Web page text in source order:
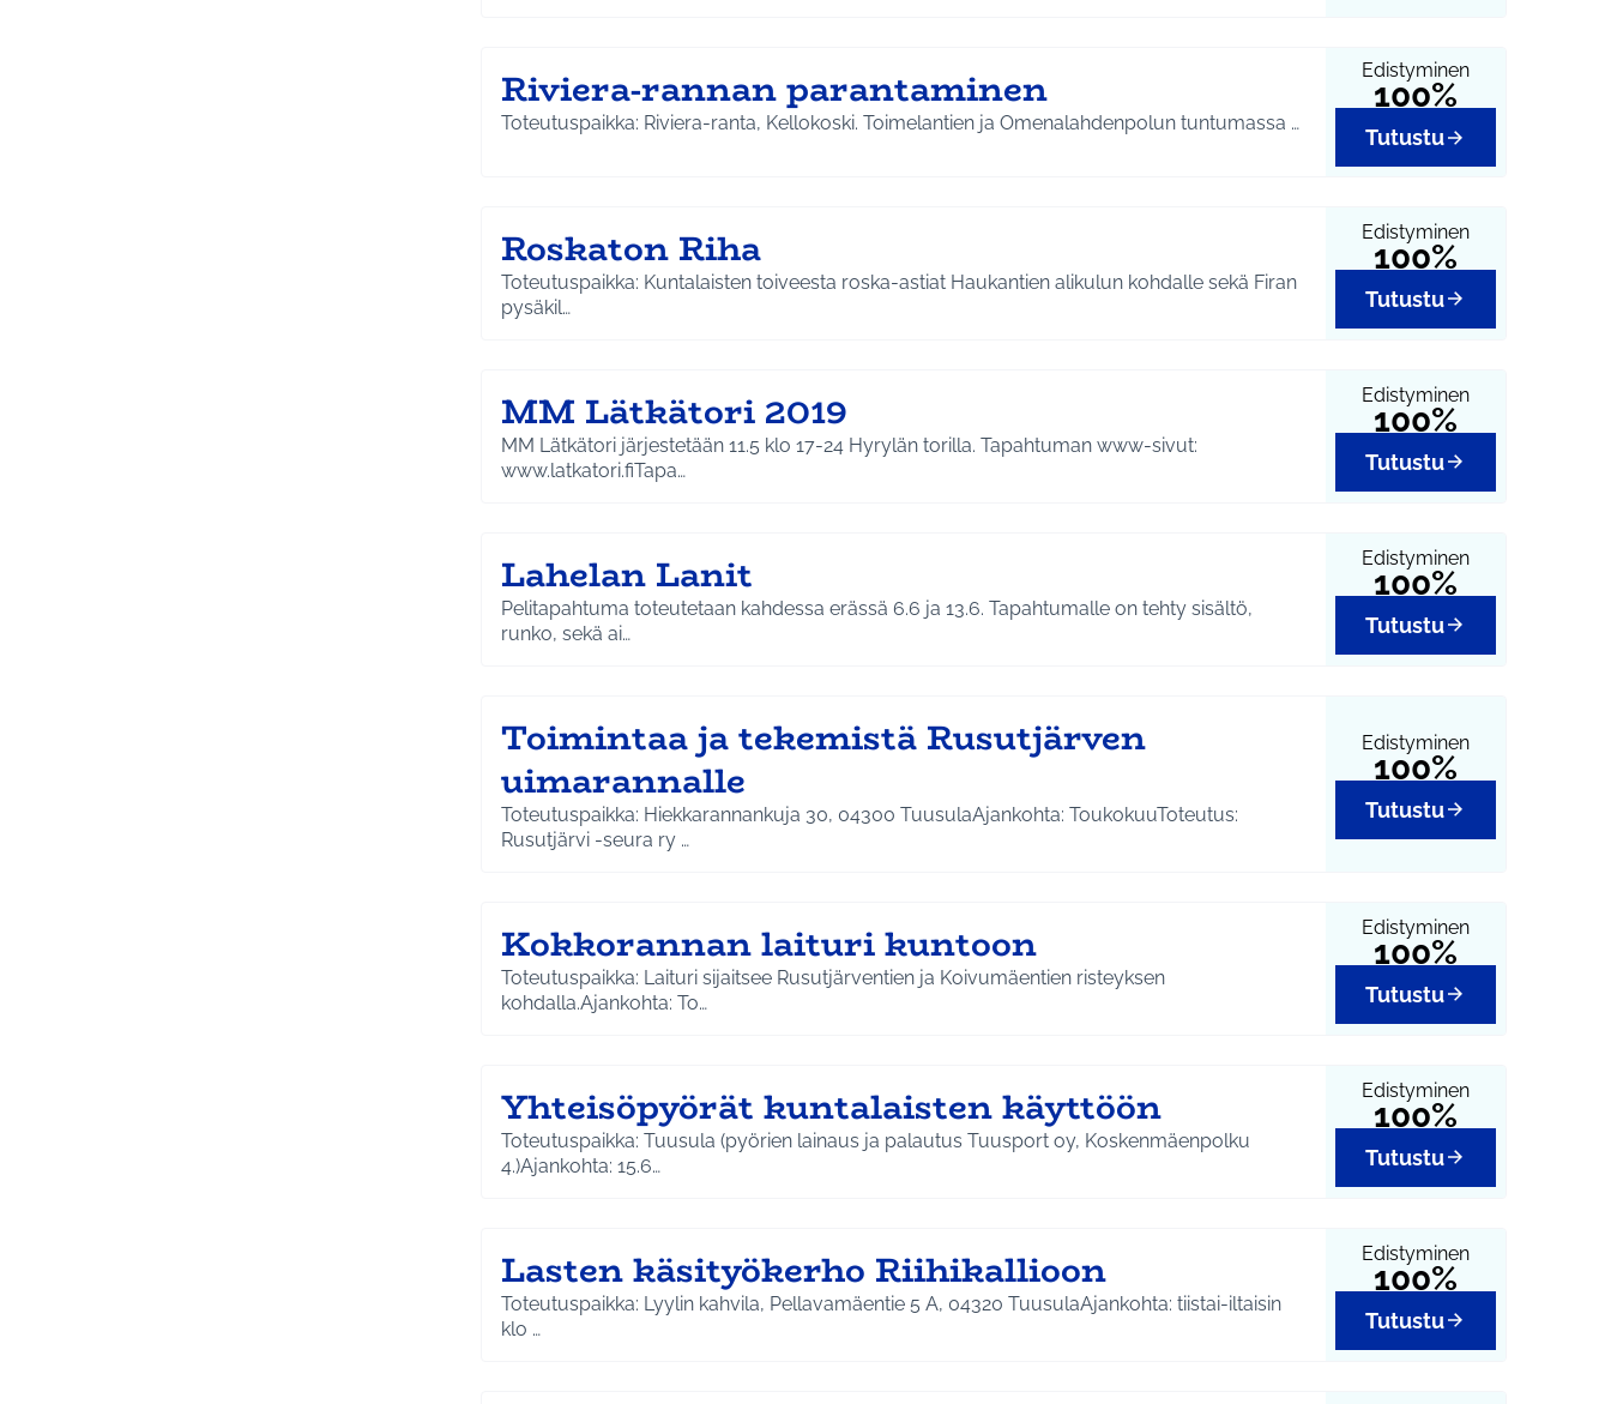
Riviera-rannan parantaminen
Toteutuspaikka: Riviera-ranta, Kellokoski. Toimelantien ja Omenalahdenpolun tuntumassa …
Edistyminen
100%
Tutustu
Roskaton Riha
Toteutuspaikka: Kuntalaisten toiveesta roska-astiat Haukantien alikulun kohdalle sekä Firan
pysäkil…
Edistyminen
100%
Tutustu
MM Lätkätori 2019
MM Lätkätori järjestetään 11.5 klo 17-24 Hyrylän torilla. Tapahtuman www-sivut:
www.latkatori.fiTapa…
Edistyminen
100%
Tutustu
Lahelan Lanit
Pelitapahtuma toteutetaan kahdessa erässä 6.6 ja 13.6. Tapahtumalle on tehty sisältö,
runko, sekä ai…
Edistyminen
100%
Tutustu
Toimintaa ja tekemistä Rusutjärven
uimarannalle
Toteutuspaikka: Hiekkarannankuja 30, 04300 TuusulaAjankohta: ToukokuuToteutus:
Rusutjärvi -seura ry …
Edistyminen
100%
Tutustu
Kokkorannan laituri kuntoon
Toteutuspaikka: Laituri sijaitsee Rusutjärventien ja Koivumäentien risteyksen
kohdalla.Ajankohta: To…
Edistyminen
100%
Tutustu
Yhteisöpyörät kuntalaisten käyttöön
Toteutuspaikka: Tuusula (pyörien lainaus ja palautus Tuusport oy, Koskenmäenpolku
4.)Ajankohta: 15.6…
Edistyminen
100%
Tutustu
Lasten käsityökerho Riihikallioon
Toteutuspaikka: Lyylin kahvila, Pellavamäentie 5 A, 04320 TuusulaAjankohta: tiistai-iltaisin
klo …
Edistyminen
100%
Tutustu